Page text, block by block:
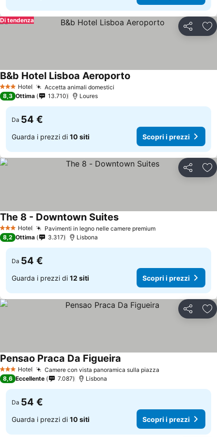
Condividi
Di tendenza
3 StelleHotel Accetta animali domestici
B&b Hotel Lisboa Aeroporto
8,3 Ottima 13.710 Loures
Da 54 €
Guarda i prezzi di 10 siti Scopri i prezzi
Condividi
3 StelleHotel Pavimenti in legno nelle camere premium
The 8 - Downtown Suites
8,2 Ottima 3.317 Lisbona
Da 54 €
Guarda i prezzi di 12 siti Scopri i prezzi
Condividi
3 StelleHotel Camere con vista panoramica sulla piazza
Pensao Praca Da Figueira
8,6 Eccellente 7.087 Lisbona
Da 54 €
Guarda i prezzi di 10 siti Scopri i prezzi